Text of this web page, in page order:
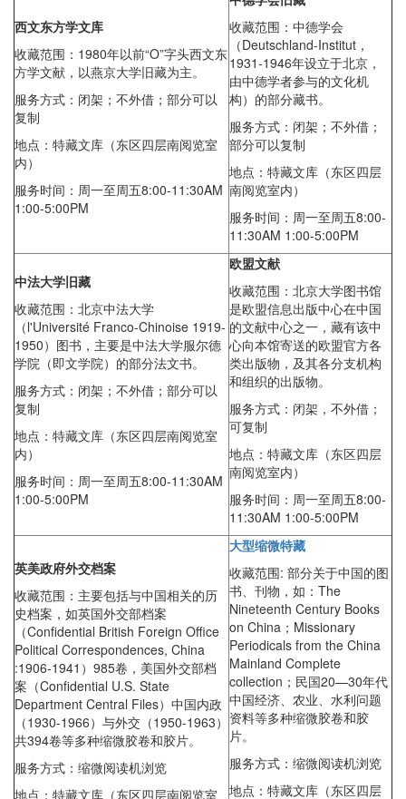
西文东方学文库
收藏范围：1980年以前“O”字头西文东
方学文献，以燕京大学旧藏为主。
服务方式：闭架；不外借；部分可以
复制
地点：特藏文库（东区四层南阅览室
内）
服务时间：周一至周五8:00-11:30AM
1:00-5:00PM
收藏范围：中德学会
（Deutschland-Institut，
1931-1946年设立于北京，
由中德学者参与的文化机
构）的部分藏书。
服务方式：闭架；不外借；
部分可以复制
地点：特藏文库（东区四层
南阅览室内）
服务时间：周一至周五8:00-
11:30AM 1:00-5:00PM
中法大学旧藏
收藏范围：北京中法大学
（l'Université Franco-Chinoise 1919-
1950）图书，主要是中法大学服尔德
学院（即文学院）的部分法文书。
服务方式：闭架；不外借；部分可以
复制
地点：特藏文库（东区四层南阅览室
内）
服务时间：周一至周五8:00-11:30AM
1:00-5:00PM
欧盟文献
收藏范围：北京大学图书馆
是欧盟信息出版中心在中国
的文献中心之一，藏有该中
心向本馆寄送的欧盟官方各
类出版物，及其各分支机构
和组织的出版物。
服务方式：闭架，不外借；
可复制
地点：特藏文库（东区四层
南阅览室内）
服务时间：周一至周五8:00-
11:30AM 1:00-5:00PM
英美政府外交档案
收藏范围：主要包括与中国相关的历
史档案，如英国外交部档案
（Confidential British Foreign Office
Political Correspondences, China
:1906-1941）985卷，美国外交部档
案（Confidential U.S. State
Department Central Files）中国内政
（1930-1966）与外交（1950-1963）
共394卷等多种缩微胶卷和胶片。
服务方式：缩微阅读机浏览
地点：特藏文库（东区四层南阅览室
大型缩微特藏
收藏范围: 部分关于中国的图
书、刊物，如：The
Nineteenth Century Books
on China；Missionary
Periodicals from the China
Mainland Complete
collection；民国20—30年代
中国经济、农业、水利问题
资料等多种缩微胶卷和胶
片。
服务方式：缩微阅读机浏览
地点：特藏文库（东区四层